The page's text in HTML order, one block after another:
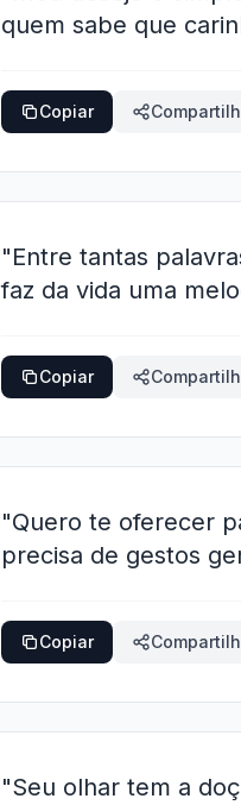
quem sabe que
Copiar
"Entre tantas
faz da vida uma
Copiar
"Quero te oferecer
precisa de gestos
Copiar
"Seu olhar tem a